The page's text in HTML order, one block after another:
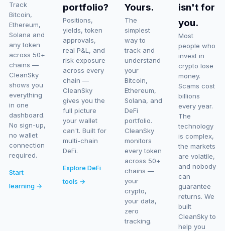
Track
Bitcoin,
Ethereum,
Solana and
any token
across 50+
chains —
CleanSky
shows you
everything
in one
dashboard.
No sign-up,
no wallet
connection
required.
Start
learning →
portfolio?
Positions,
yields, token
approvals,
real P&L, and
risk exposure
across every
chain —
CleanSky
gives you the
full picture
your wallet
can't. Built for
multi-chain
DeFi.
Explore DeFi
tools →
Yours.
The
simplest
way to
track and
understand
your
Bitcoin,
Ethereum,
Solana, and
DeFi
portfolio.
CleanSky
monitors
every token
across 50+
chains —
your
crypto,
your data,
zero
tracking.
isn't for
you.
Most
people who
invest in
crypto lose
money.
Scams cost
billions
every year.
The
technology
is complex,
the markets
are volatile,
and nobody
can
guarantee
returns. We
built
CleanSky to
help you